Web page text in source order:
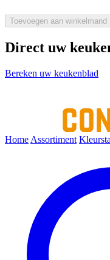
Toevoegen aan winkelmand
Direct uw
Bereken uw keukenblad
Home Assortiment